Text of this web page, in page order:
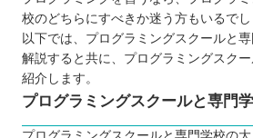
社会人が鳥取でプログラミング
しないためには目的を明確にし
自分の住んでるエリアでプログ
探したい⭐️
北海道 / 東北
校のどちらにすべきか迷う方もいるでし
以下では、プログラミングスクールと
解説すると共に、プログラミングスク
紹介します。
プログラミングスクールと専門